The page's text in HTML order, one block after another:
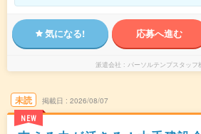
気になる! 応募へ進む
派遣会社 パーソルテンプスタッフ
未読
NEW
掲載日 2026/08/07